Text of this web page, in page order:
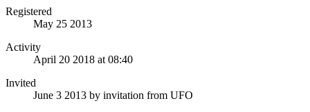
Registered
May 25 2013
Activity
April 20 2018 at 08:40
Invited
June 3 2013 by invitation from UFO